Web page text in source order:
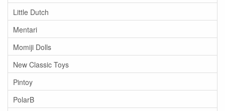
Little Dutch
Mentari
Momiji Dolls
New Classic Toys
Pintoy
PolarB